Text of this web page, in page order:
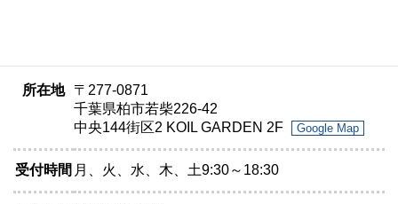
所在地
〒277-0871
千葉県柏市若柴226-42
中央144街区2 KOIL GARDEN 2F
Google Map
受付時間 月、火、水、木、土9:30～18:30